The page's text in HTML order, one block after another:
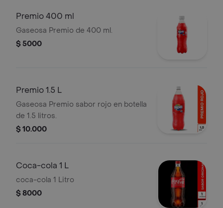
Premio 400 ml
Gaseosa Premio de 400 ml.
$ 5000
Premio 1.5 L
Gaseosa Premio sabor rojo en botella
de 1.5 litros.
$ 10.000
Coca-cola 1 L
coca-cola 1 Litro
$ 8000